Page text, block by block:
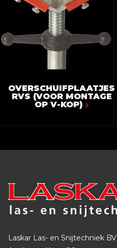
OVERSCHUIFPLAATJES
RVS (VOOR MONTAGE
OP V-KOP)
Laskar Las- en Snijtechniek BV